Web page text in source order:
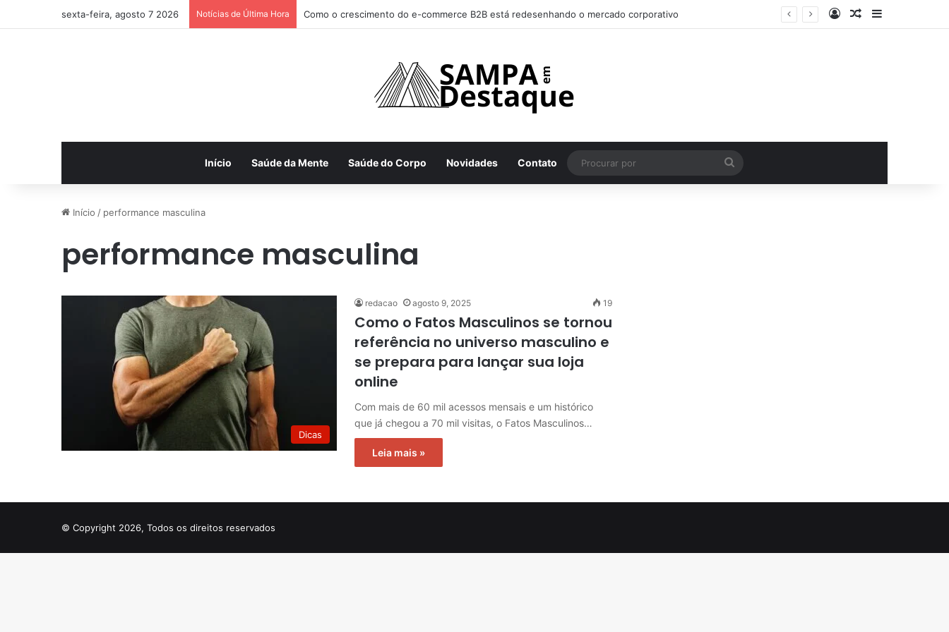
sexta-feira, agosto 7 2026 Notícias de Última Hora Como o crescimento do e-commerce B2B está redesenhando o mercado corporativo EntrarArtigo aleatório
Barra Lateral
Início Saúde da Mente Saúde do Corpo Novidades Contato
por
Início / performance masculina
performance masculina
Dicas
redacao agosto 9, 2025 19
Como o Fatos Masculinos se tornou
referência no universo masculino e
se prepara para lançar sua loja
online
Com mais de 60 mil acessos mensais e um histórico
que já chegou a 70 mil visitas, o Fatos Masculinos…
Leia mais »
© Copyright 2026, Todos os direitos reservados